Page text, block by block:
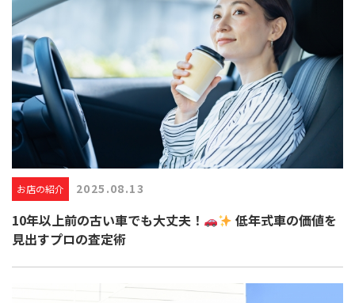
お店の紹介 2025.08.13
10年以上前の古い車でも大丈夫！
低年式車の価値を
見出すプロの査定術